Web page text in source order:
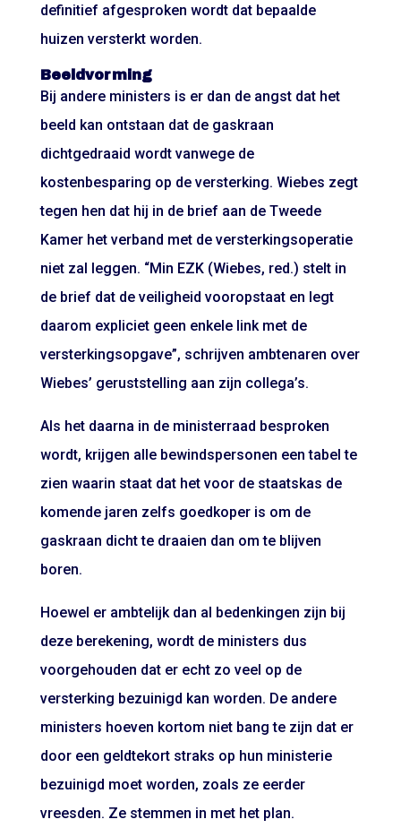
definitief afgesproken wordt dat bepaalde
huizen versterkt worden.
Beeldvorming
Bij andere ministers is er dan de angst dat het
beeld kan ontstaan dat de gaskraan
dichtgedraaid wordt vanwege de
kostenbesparing op de versterking. Wiebes zegt
tegen hen dat hij in de brief aan de Tweede
Kamer het verband met de versterkingsoperatie
niet zal leggen. “Min EZK (Wiebes, red.) stelt in
de brief dat de veiligheid vooropstaat en legt
daarom expliciet geen enkele link met de
versterkingsopgave”, schrijven ambtenaren over
Wiebes’ geruststelling aan zijn collega’s.
Als het daarna in de ministerraad besproken
wordt, krijgen alle bewindspersonen een tabel te
zien waarin staat dat het voor de staatskas de
komende jaren zelfs goedkoper is om de
gaskraan dicht te draaien dan om te blijven
boren.
Hoewel er ambtelijk dan al bedenkingen zijn bij
deze berekening, wordt de ministers dus
voorgehouden dat er echt zo veel op de
versterking bezuinigd kan worden. De andere
ministers hoeven kortom niet bang te zijn dat er
door een geldtekort straks op hun ministerie
bezuinigd moet worden, zoals ze eerder
vreesden. Ze stemmen in met het plan.